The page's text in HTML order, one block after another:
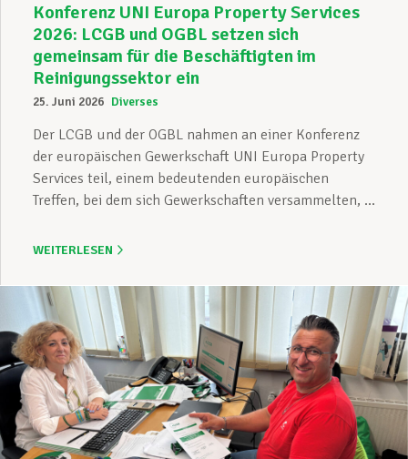
Konferenz UNI Europa Property Services
2026: LCGB und OGBL setzen sich
gemeinsam für die Beschäftigten im
Reinigungssektor ein
25. Juni 2026 Diverses
Der LCGB und der OGBL nahmen an einer Konferenz
der europäischen Gewerkschaft UNI Europa Property
Services teil, einem bedeutenden europäischen
Treffen, bei dem sich Gewerkschaften versammelten, ...
WEITERLESEN